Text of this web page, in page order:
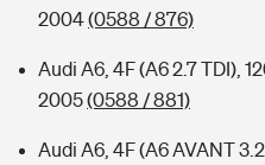
2004(0588 / 876)
Audi A6, 4F (A6 2.7 TDI),
2005(0588 / 881)
Audi A6, 4F (A6 AVANT